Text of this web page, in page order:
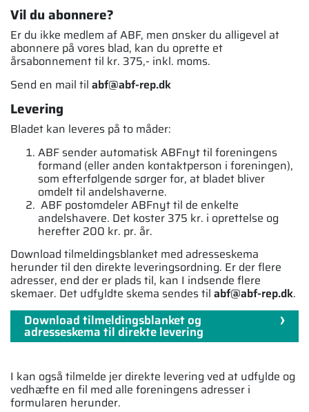
Vil du abonnere?
Er du ikke medlem af ABF, men ønsker du alligevel at
abonnere på vores blad, kan du oprette et
årsabonnement til kr. 375,- inkl. moms.
Send en mail til abf@abf-rep.dk
Levering
Bladet kan leveres på to måder:
ABF sender automatisk ABFnyt til foreningens
formand (eller anden kontaktperson i foreningen),
som efterfølgende sørger for, at bladet bliver
omdelt til andelshaverne.
ABF postomdeler ABFnyt til de enkelte
andelshavere. Det koster 375 kr. i oprettelse og
herefter 200 kr. pr. år.
Download tilmeldingsblanket med adresseskema
herunder til den direkte leveringsordning. Er der flere
adresser, end der er plads til, kan I indsende flere
skemaer. Det udfyldte skema sendes til abf@abf-rep.dk.
Download tilmeldingsblanket og
adresseskema til direkte levering
I kan også tilmelde jer direkte levering ved at udfylde og
vedhæfte en fil med alle foreningens adresser i
formularen herunder.